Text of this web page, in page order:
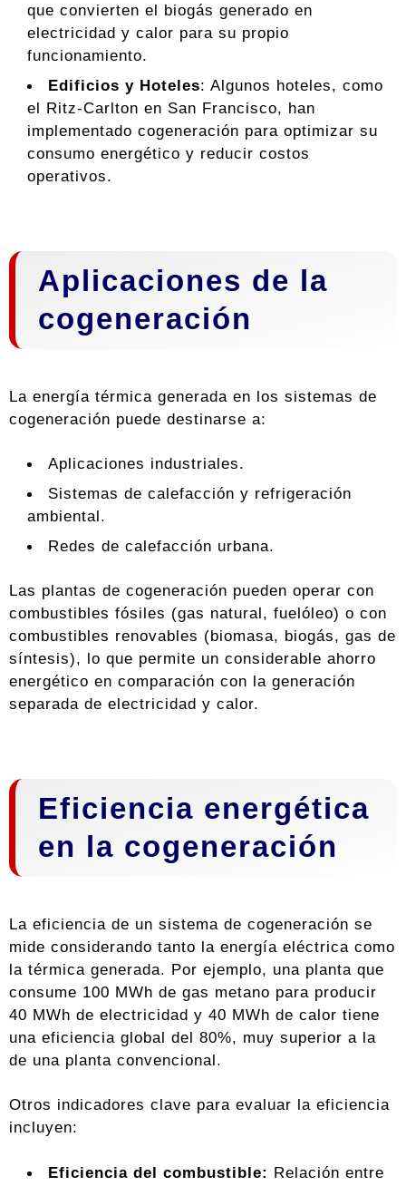
que convierten el biogás generado en
electricidad y calor para su propio
funcionamiento.
Edificios y Hoteles: Algunos hoteles, como
el Ritz-Carlton en San Francisco, han
implementado cogeneración para optimizar su
consumo energético y reducir costos
operativos.
Aplicaciones de la
cogeneración
La energía térmica generada en los sistemas de
cogeneración puede destinarse a:
Aplicaciones industriales.
Sistemas de calefacción y refrigeración
ambiental.
Redes de calefacción urbana.
Las plantas de cogeneración pueden operar con
combustibles fósiles (gas natural, fuelóleo) o con
combustibles renovables (biomasa, biogás, gas de
síntesis), lo que permite un considerable ahorro
energético en comparación con la generación
separada de electricidad y calor.
Eficiencia energética
en la cogeneración
La eficiencia de un sistema de cogeneración se
mide considerando tanto la energía eléctrica como
la térmica generada. Por ejemplo, una planta que
consume 100 MWh de gas metano para producir
40 MWh de electricidad y 40 MWh de calor tiene
una eficiencia global del 80%, muy superior a la
de una planta convencional.
Otros indicadores clave para evaluar la eficiencia
incluyen:
Eficiencia del combustible: Relación entre